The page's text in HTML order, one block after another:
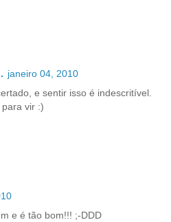
janeiro 04, 2010
e sentir isso é indescritível.
vir :)
e é tão bom!!! ;-DDD